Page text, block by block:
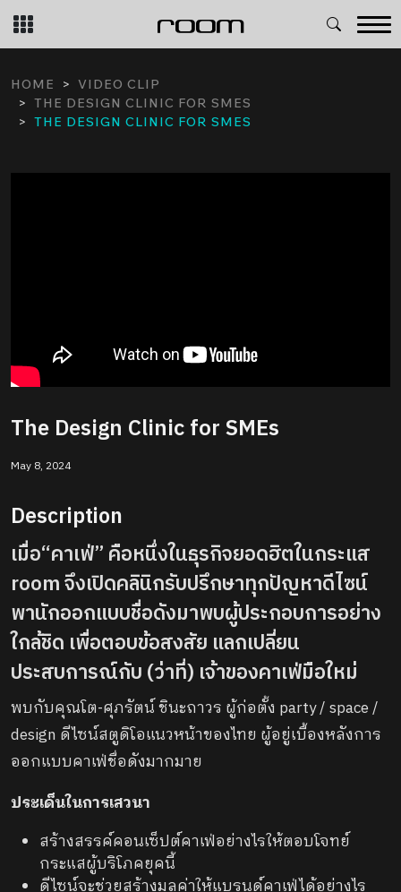
Skip
content
HOME
VIDEO CLIP
THE DESIGN CLINIC FOR SMES
THE DESIGN CLINIC FOR SMES
The Design Clinic for SMEs
May 8, 2024
Description
เมื่อ“คาเฟ่” คือหนึ่งในธุรกิจยอดฮิตในกระแส
room จึงเปิดคลินิกรับปรึกษาทุกปัญหาดีไซน์
พานักออกแบบชื่อดังมาพบผู้ประกอบการอย่าง
ใกล้ชิด เพื่อตอบข้อสงสัย แลกเปลี่ยน
ประสบการณ์กับ (ว่าที่) เจ้าของคาเฟ่มือใหม่
พบกับคุณโต-ศุภรัตน์ ชินะถาวร ผู้ก่อตั้ง party / space /
design ดีไซน์สตูดิโอแนวหน้าของไทย ผู้อยู่เบื้องหลังการ
ออกแบบคาเฟ่ชื่อดังมากมาย
ประเด็นในการเสวนา
สร้างสรรค์คอนเซ็ปต์คาเฟ่อย่างไรให้ตอบโจทย์
กระแสผู้บริโภคยุคนี้
ดีไซน์จะช่วยสร้างมูลค่าให้แบรนด์คาเฟ่ได้อย่างไร